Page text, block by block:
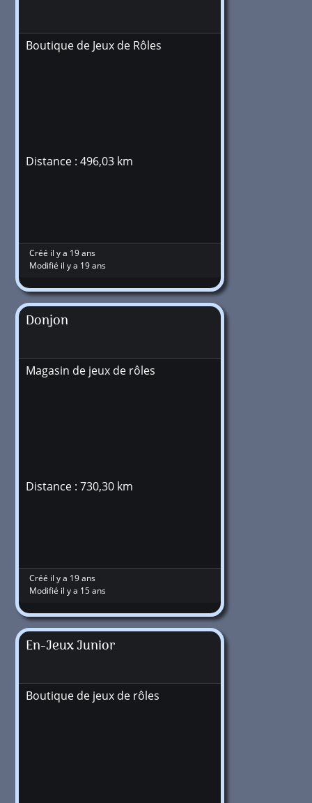
Boutique de Jeux de Rôles
Distance : 496,03 km
Créé il y a 19 ans
Modifié il y a 19 ans
Donjon
Magasin de jeux de rôles
Distance : 730,30 km
Créé il y a 19 ans
Modifié il y a 15 ans
En-Jeux Junior
Boutique de jeux de rôles